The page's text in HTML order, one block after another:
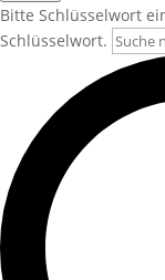
Bitte Schlüsselwort
Schlüsselwort.